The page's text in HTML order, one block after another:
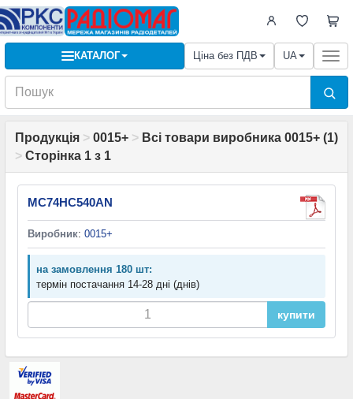
КАТАЛОГ Ціна без ПДВ UA
Продукція > 0015+ > Всі товари виробника 0015+ (1)
> Сторінка 1 з 1
MC74HC540AN
Виробник: 0015+
на замовлення 180 шт:
термін постачання 14-28 дні (днів)
купити